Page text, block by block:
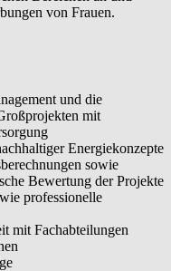
von Frauen.
und die
mit
Energiekonzepte
sowie
Bewertung der Projekte
professionelle
mit Fachabteilungen